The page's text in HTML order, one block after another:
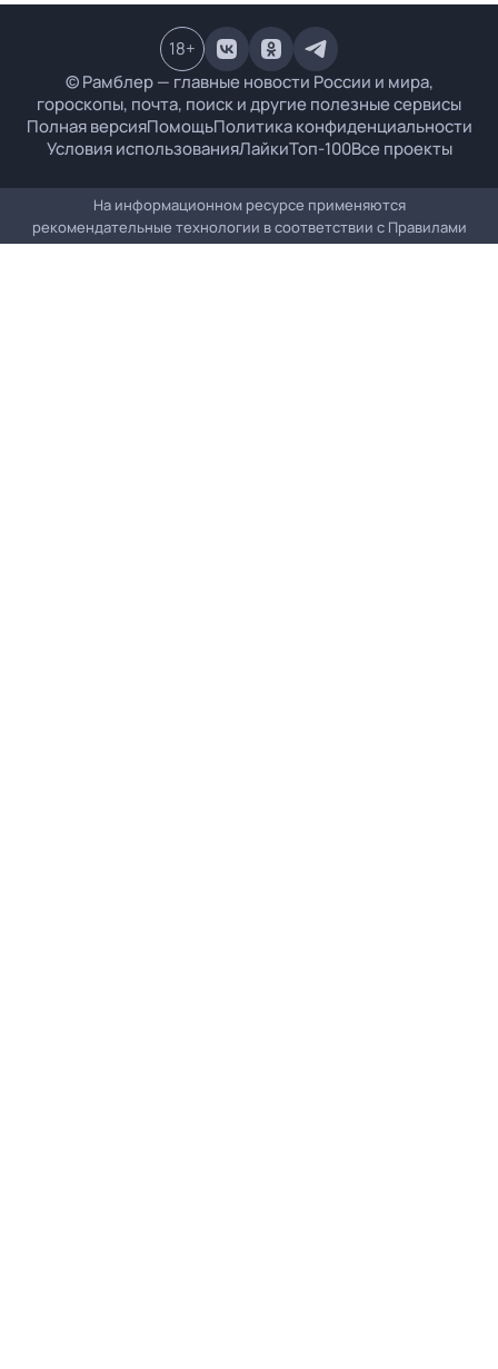
© Рамблер — главные новости России и мира,
гороскопы, почта, поиск и другие полезные сервисы
Полная версияПомощьПолитика конфиденциальности
Условия использованияЛайкиТоп-100Все проекты
18+
На информационном ресурсе применяются
рекомендательные технологии в соответствии с Правилами